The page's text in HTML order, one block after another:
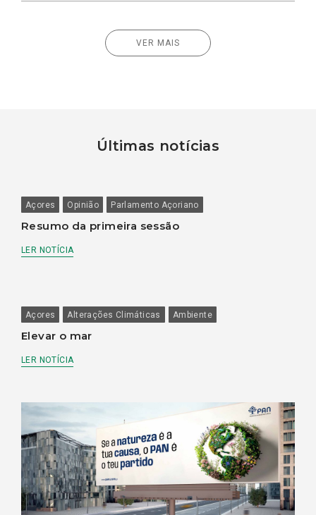
VER MAIS
Últimas notícias
Açores Opinião Parlamento Açoriano
Resumo da primeira sessão
LER NOTÍCIA
Açores Alterações Climáticas Ambiente
Elevar o mar
LER NOTÍCIA